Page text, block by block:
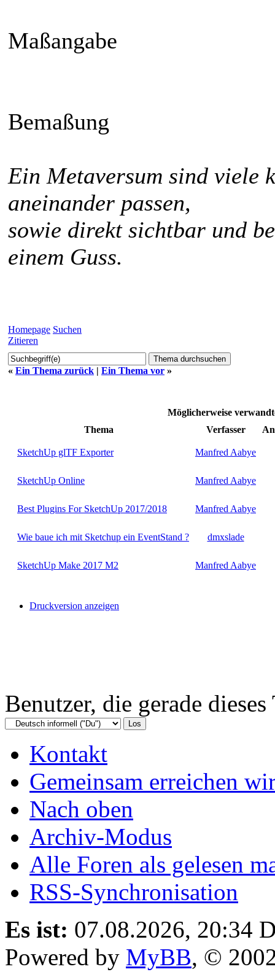
Maßangabe
Bemaßung
Ein Metaversum sind viele
aneinander passen,
sowie direkt sichtbar und
einem Guss.
Homepage Suchen
Zitieren
« Ein Thema zurück | Ein Thema vor »
Möglicherweise
Thema
Verfasser
SketchUp glTF Exporter Manfred Aabye
SketchUp Online Manfred Aabye
Best Plugins For SketchUp 2017/2018 Manfred Aabye
Wie baue ich mit Sketchup ein EventStand ? dmxslade
SketchUp Make 2017 M2 Manfred Aabye
Druckversion anzeigen
Benutzer, die gerade
Kontakt
Gemeinsam erreichen
Nach oben
Archiv-Modus
Alle Foren als gelesen
RSS-Synchronisation
Es ist: 07.08.2026, 20:34
Powered by MyBB, ©